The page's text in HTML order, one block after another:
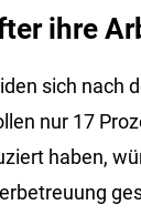
ihre
sich nach
nur 17
haben,